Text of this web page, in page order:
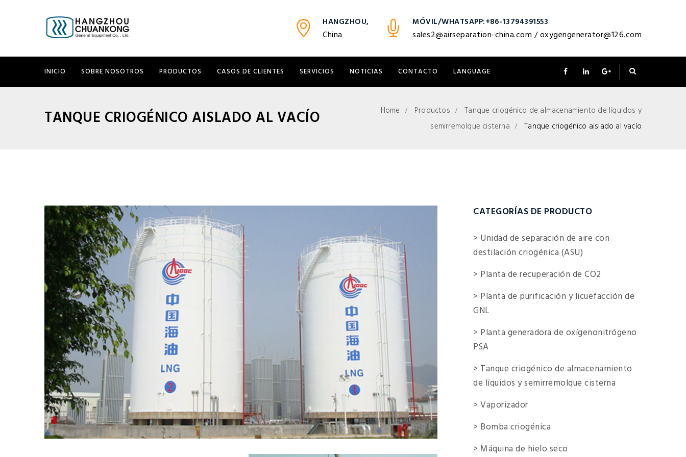
HANGZHOU,
China
MÓVIL/WHATSAPP:+86-13794391553
sales2@airseparation-china.com /oxygengenerator@126.com
INICIO SOBRE NOSOTROS PRODUCTOS CASOS DE CLIENTES SERVICIOS NOTICIAS CONTACTO LANGUAGE
TANQUE CRIOGÉNICO AISLADO AL VACÍO Home Productos
Tanque criogénico de almacenamiento de líquidos y
semirremolque cisterna
Tanque criogénico aislado al vacío
CATEGORÍAS DE PRODUCTO
> Unidad de separación de aire con
destilación criogénica (ASU)
> Planta de recuperación de CO2
> Planta de purificación y licuefacción de
GNL
> Planta generadora de oxígenonitrógeno
PSA
> Tanque criogénico de almacenamiento
de líquidos y semirremolque cisterna
> Vaporizador
> Bomba criogénica
> Máquina de hielo seco